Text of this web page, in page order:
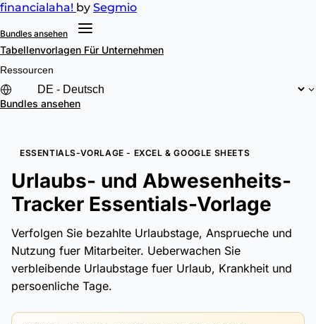
financialaha! by Segmio
Bundles ansehen
Tabellenvorlagen Für Unternehmen
Ressourcen
Bundles ansehen
ESSENTIALS-VORLAGE - EXCEL & GOOGLE SHEETS
Urlaubs- und Abwesenheits-
Tracker Essentials-Vorlage
Verfolgen Sie bezahlte Urlaubstage, Ansprueche und
Nutzung fuer Mitarbeiter. Ueberwachen Sie
verbleibende Urlaubstage fuer Urlaub, Krankheit und
persoenliche Tage.